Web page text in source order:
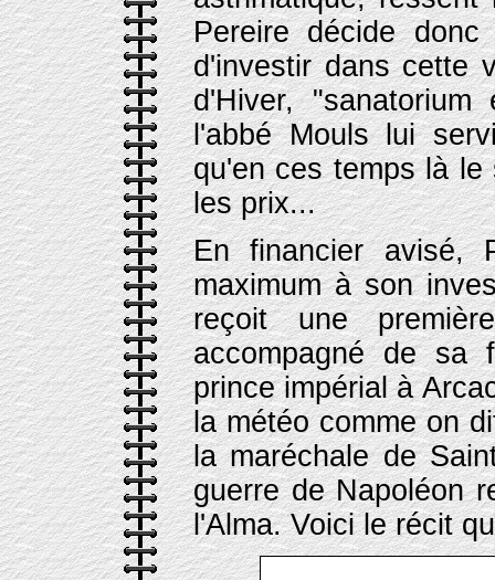
Pereire décide
d'investir dans cette
d'Hiver,
l'abbé Mouls lui
qu'en ces temps là le
les prix...
En financier avisé,
maximum à son
reçoit une
accompagné de sa
prince impérial à
la météo comme on
la maréchale de
guerre de Napoléon
l'Alma. Voici le récit